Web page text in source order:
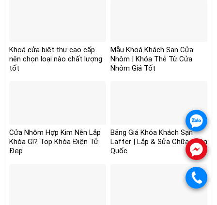
Khoá cửa biệt thự cao cấp
nên chọn loại nào chất lượng
tốt
Mẫu Khoá Khách Sạn Cửa
Nhôm | Khóa Thẻ Từ Cửa
Nhôm Giá Tốt
Cửa Nhôm Hợp Kim Nên Lắp
Khóa Gì? Top Khóa Điện Tử
Đẹp
Bảng Giá Khóa Khách Sạn
Laffer | Lắp & Sửa Chữa Toàn
Quốc
.
.
.